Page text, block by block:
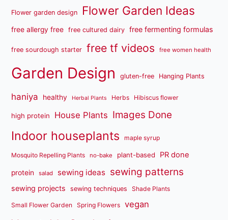
Flower garden design Flower Garden Ideas
free allergy free free cultured dairy free fermenting formulas
free sourdough starter free tf videos free women health
Garden Design gluten-free Hanging Plants
haniya healthy Herbal Plants Herbs Hibiscus flower
high protein House Plants Images Done
Indoor houseplants maple syrup
Mosquito Repelling Plants no-bake plant-based PR done
protein salad sewing ideas sewing patterns
sewing projects sewing techniques Shade Plants
Small Flower Garden Spring Flowers vegan